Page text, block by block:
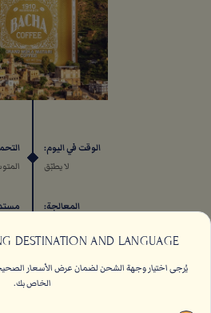
DESTINATION AND LANGUAGE
يُرجى اختيار وجهة الشحن لضمان عرض الأسعار
الخاص بك.
الوقت في اليوم:
لا يطبّق
المعالجة: